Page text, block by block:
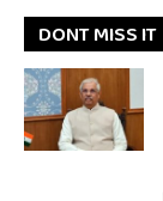
DONT MISS IT